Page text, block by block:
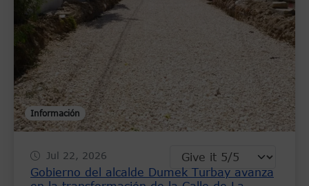
Información
Jul 22, 2026
Gobierno del alcalde Dumek Turbay avanza